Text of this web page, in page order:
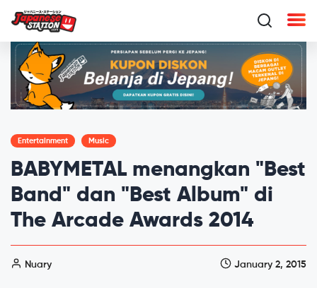
Entertainment Music
BABYMETAL menangkan "Best
Band" dan "Best Album" di
The Arcade Awards 2014
Nuary January 2, 2015